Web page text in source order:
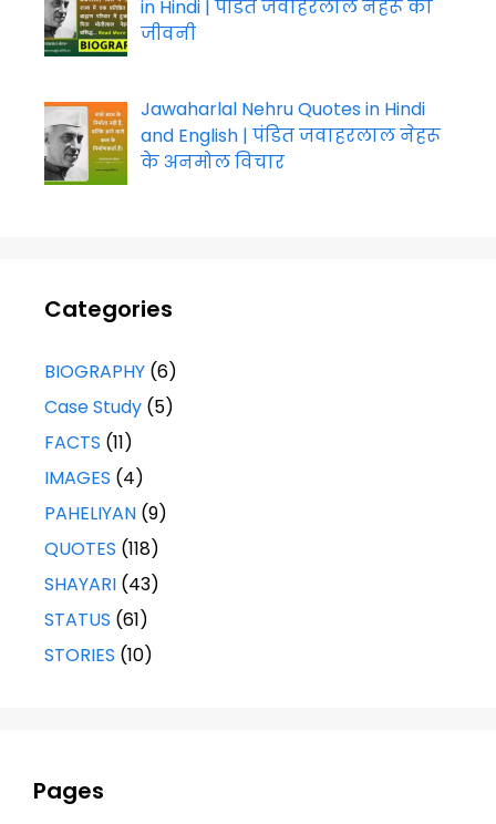
in Hindi | पंडित जवाहरलाल नेहरू की
जीवनी
Jawaharlal Nehru Quotes in Hindi
and English | पंडित जवाहरलाल नेहरू
के अनमोल विचार
Categories
BIOGRAPHY (6)
Case Study (5)
FACTS (11)
IMAGES (4)
PAHELIYAN (9)
QUOTES (118)
SHAYARI (43)
STATUS (61)
STORIES (10)
Pages